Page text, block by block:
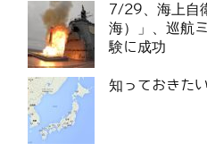
7/29、海上自
海）」、巡航
験に成功
知っておきた